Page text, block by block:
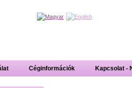
Céginformációk Kapcsolat -